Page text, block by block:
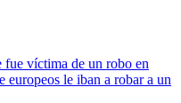
víctima de un robo en
le iban a robar a un